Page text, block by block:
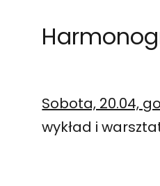
Sobota, 20.04,
wykład i